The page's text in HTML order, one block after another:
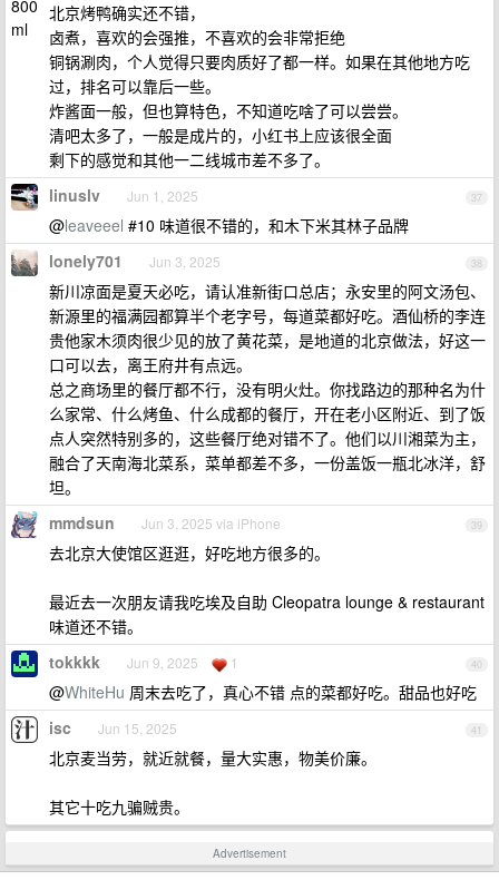
北京烤鸭确实还不错，
卤煮，喜欢的会强推，不喜欢的会非常拒绝
铜锅涮肉，个人觉得只要肉质好了都一样。如果在其他地方吃
过，排名可以靠后一些。
炸酱面一般，但也算特色，不知道吃啥了可以尝尝。
清吧太多了，一般是成片的，小红书上应该很全面
剩下的感觉和其他一二线城市差不多了。
37
linuslv Jun 1, 2025
@leaveeel #10 味道很不错的，和木下米其林子品牌
38
lonely701 Jun 3, 2025
新川凉面是夏天必吃，请认准新街口总店；永安里的阿文汤包、
新源里的福满园都算半个老字号，每道菜都好吃。酒仙桥的李连
贵他家木须肉很少见的放了黄花菜，是地道的北京做法，好这一
口可以去，离王府井有点远。
总之商场里的餐厅都不行，没有明火灶。你找路边的那种名为什
么家常、什么烤鱼、什么成都的餐厅，开在老小区附近、到了饭
点人突然特别多的，这些餐厅绝对错不了。他们以川湘菜为主，
融合了天南海北菜系，菜单都差不多，一份盖饭一瓶北冰洋，舒
坦。
39
mmdsun Jun 3, 2025 via iPhone
去北京大使馆区逛逛，好吃地方很多的。
最近去一次朋友请我吃埃及自助 Cleopatra lounge & restaurant
味道还不错。
40
tokkkk Jun 9, 2025 1
@WhiteHu 周末去吃了，真心不错 点的菜都好吃。甜品也好吃
41
isc Jun 15, 2025
北京麦当劳，就近就餐，量大实惠，物美价廉。
其它十吃九骗贼贵。
Advertisement